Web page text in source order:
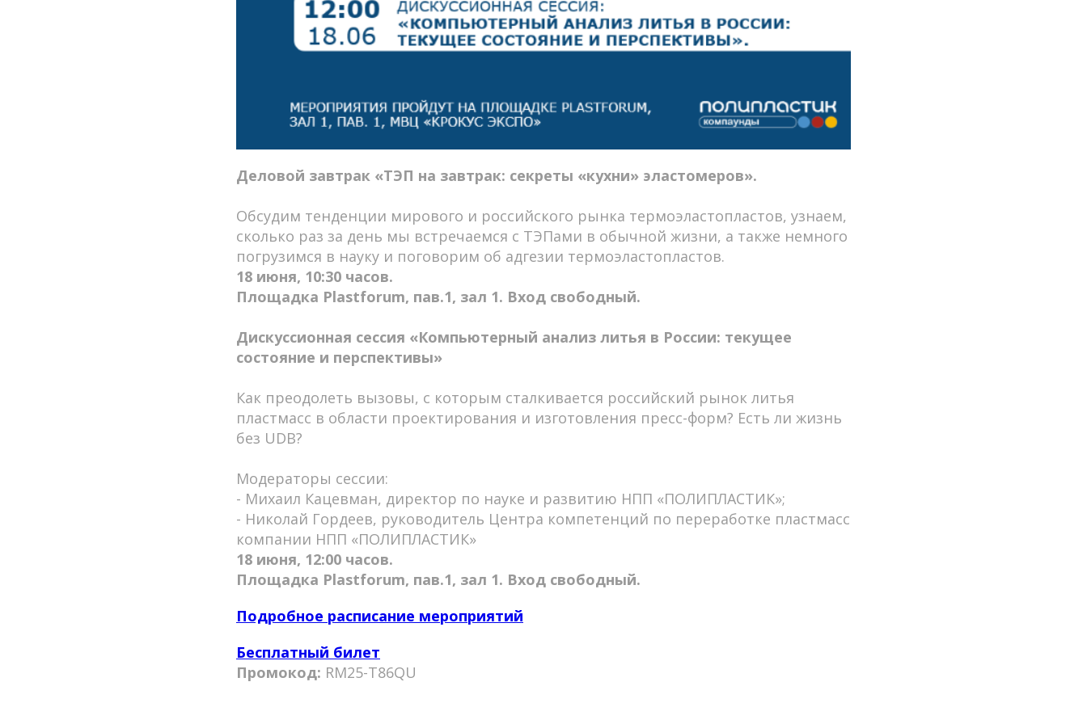
Деловой завтрак «ТЭП на завтрак: секреты «кухни» эластомеров».
Обсудим тенденции мирового и российского рынка термоэластопластов, узнаем,
сколько раз за день мы встречаемся с ТЭПами в обычной жизни, а также немного
погрузимся в науку и поговорим об адгезии термоэластопластов.
18 июня, 10:30 часов.
Площадка Plastforum, пав.1, зал 1. Вход свободный.
Дискуссионная сессия «Компьютерный анализ литья в России: текущее
состояние и перспективы»
Как преодолеть вызовы, с которым сталкивается российский рынок литья
пластмасс в области проектирования и изготовления пресс-форм? Есть ли жизнь
без UDB?
Модераторы сессии:
- Михаил Кацевман, директор по науке и развитию НПП «ПОЛИПЛАСТИК»;
- Николай Гордеев, руководитель Центра компетенций по переработке пластмасс
компании НПП «ПОЛИПЛАСТИК»
18 июня, 12:00 часов.
Площадка Plastforum, пав.1, зал 1. Вход свободный.
Подробное расписание мероприятий
Бесплатный билет
Промокод: RM25-T86QU